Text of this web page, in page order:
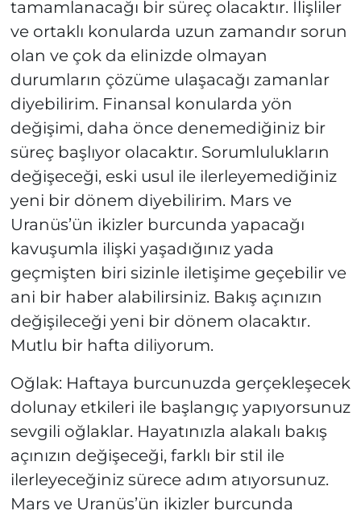
tamamlanacağı bir süreç olacaktır. İlişliler
ve ortaklı konularda uzun zamandır sorun
olan ve çok da elinizde olmayan
durumların çözüme ulaşacağı zamanlar
diyebilirim. Finansal konularda yön
değişimi, daha önce denemediğiniz bir
süreç başlıyor olacaktır. Sorumlulukların
değişeceği, eski usul ile ilerleyemediğiniz
yeni bir dönem diyebilirim. Mars ve
Uranüs’ün ikizler burcunda yapacağı
kavuşumla ilişki yaşadığınız yada
geçmişten biri sizinle iletişime geçebilir ve
ani bir haber alabilirsiniz. Bakış açınızın
değişileceği yeni bir dönem olacaktır.
Mutlu bir hafta diliyorum.
Oğlak: Haftaya burcunuzda gerçekleşecek
dolunay etkileri ile başlangıç yapıyorsunuz
sevgili oğlaklar. Hayatınızla alakalı bakış
açınızın değişeceği, farklı bir stil ile
ilerleyeceğiniz sürece adım atıyorsunuz.
Mars ve Uranüs’ün ikizler burcunda